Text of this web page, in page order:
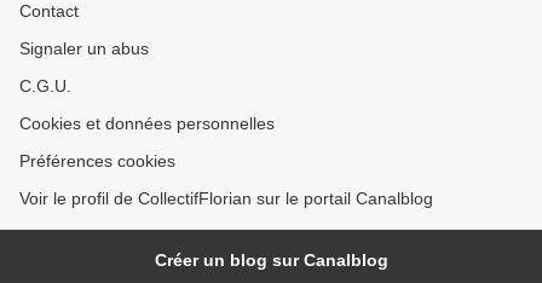
Contact
Signaler un abus
C.G.U.
Cookies et données personnelles
Préférences cookies
Voir le profil de CollectifFlorian sur le portail Canalblog
Créer un blog sur Canalblog